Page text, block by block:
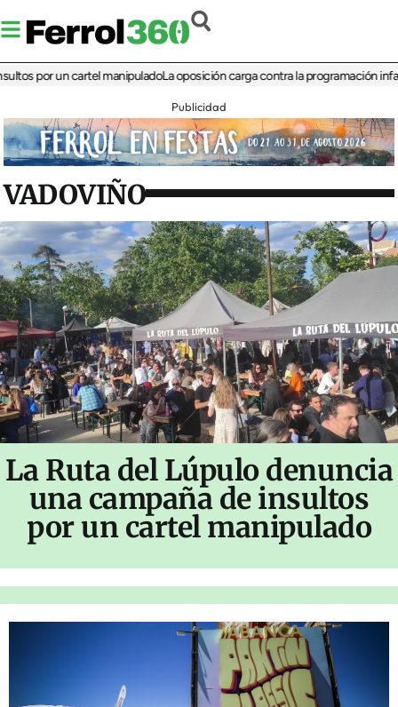
un cartel manipuladoLa oposición carga contra la programación infantil
Publicidad
VADOVIÑO
La Ruta del Lúpulo denuncia
una campaña de insultos
por un cartel manipulado